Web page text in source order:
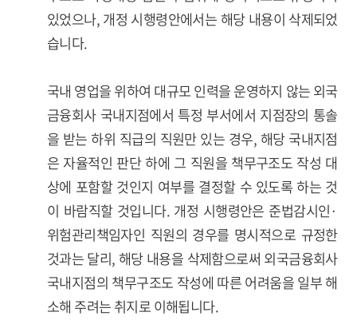
있었으나, 개정 시행령안에서는 해당 내용이 삭제되었
습니다.
국내 영업을 위하여 대규모 인력을 운영하지 않는 외국
금융회사 국내지점에서 특정 부서에서 지점장의 통솔
을 받는 하위 직급의 직원만 있는 경우, 해당 국내지점
은 자율적인 판단 하에 그 직원을 책무구조도 작성 대
상에 포함할 것인지 여부를 결정할 수 있도록 하는 것
이 바람직할 것입니다. 개정 시행령안은 준법감시인·
위험관리책임자인 직원의 경우를 명시적으로 규정한
것과는 달리, 해당 내용을 삭제함으로써 외국금융회사
국내지점의 책무구조도 작성에 따른 어려움을 일부 해
소해 주려는 취지로 이해됩니다.